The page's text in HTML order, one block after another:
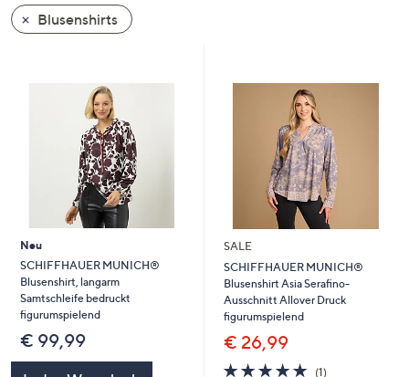
wischen
Sie
diese
anzuzeigen.
Blusenshirts
Neu
SCHIFFHAUER MUNICH®
Blusenshirt, langarm
Samtschleife bedruckt
figurumspielend
€ 99,99
SALE
SCHIFFHAUER MUNICH®
Blusenshirt Asia Serafino-
Ausschnitt Allover Druck
figurumspielend
€ 26,99
5.0
(1)1